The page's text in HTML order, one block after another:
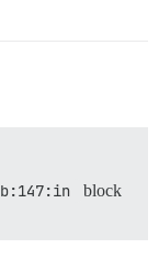
railties/
routing/
routing/
block